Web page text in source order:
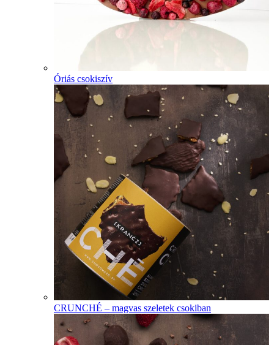
Óriás csokiszív
CRUNCHÉ – magvas szeletek csokiban